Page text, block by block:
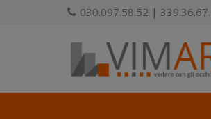
030.097.58.52 |